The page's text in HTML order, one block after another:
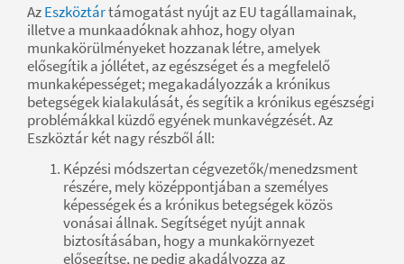
AzEszköztártámogatást nyújt az EU tagállamainak,
illetve a munkaadóknak ahhoz, hogy olyan
munkakörülményeket hozzanak létre, amelyek
elősegítik a jóllétet, az egészséget és a megfelelő
munkaképességet; megakadályozzák a krónikus
betegségek kialakulását, és segítik a krónikus egészségi
problémákkal küzdő egyének munkavégzését. Az
Eszköztár két nagy részből áll:
Képzési módszertan cégvezetők/menedzsment
részére, mely középpontjában a személyes
képességek és a krónikus betegségek közös
vonásai állnak. Segítséget nyújt annak
biztosításában, hogy a munkakörnyezet
elősegítse, ne pedig akadályozza az